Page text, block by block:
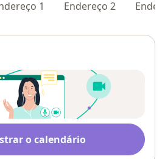
1 Endereço 2
o calendário